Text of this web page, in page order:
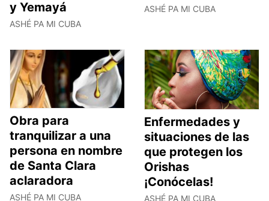
y Yemayá
ASHÉ PA MI CUBA
ASHÉ PA MI CUBA
Obra para
tranquilizar a una
persona en nombre
de Santa Clara
aclaradora
ASHÉ PA MI CUBA
Enfermedades y
situaciones de las
que protegen los
Orishas
¡Conócelas!
ASHÉ PA MI CUBA